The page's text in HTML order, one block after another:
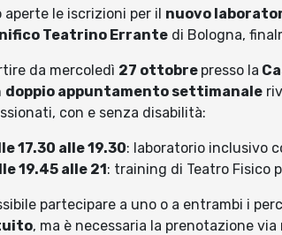
aperte le iscrizioni per il nuovo
Teatrino Errante di Bologna,
da mercoledì 27 ottobre presso la
doppio appuntamento settimanale
con e senza disabilità:
17.30 alle 19.30: laboratorio inclusivo
19.45 alle 21 : training di Teatro Fisico
partecipare a uno o a entrambi i
, ma è necessaria la prenotazione via